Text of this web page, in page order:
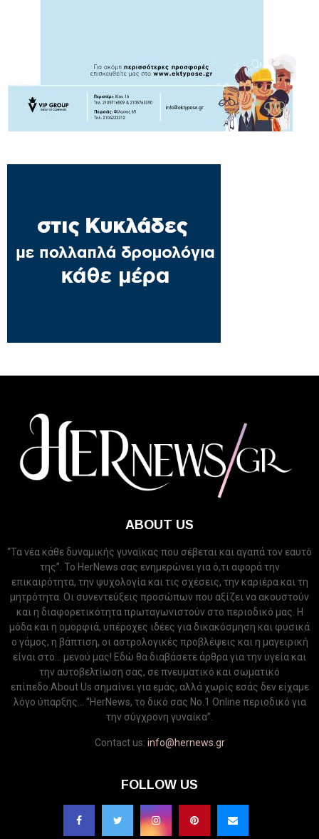
ABOUT US
“Τα νέα κάθε δυναμικής γυναίκας που σέβεται και αγαπά τον εαυτό
της”. Το HerNews σας ενημερώνει για ό,τι αφορά την
επικαιρότητα, την ψυχολογία και τις σχέσεις, την καριέρα και τη
μητρότητα. Οι συνεντεύξεις προσώπων που αξίζει να ακουστούν
και η διαφορετικότητα πρωταγωνιστούν στο περιοδικό μας. Η
μόδα και η ομορφιά, υπέροχες ιδέες για δικακόσμηση και φυσικά
ο γάμος, η βάπτιση, οι αστρολογικές προβλέψεις και η μαγειρική
είναι στο... μενού μας! Εδώ θα διαβάσετε άρθρα για την υγεία και
την αυτοβελτίωση σας, σε πνευματικό και σωματικό
επίπεδο.About Us σημαίνει για εμάς, αλλά χωρίς εσάς δεν είχαμε
λόγο ύπαρξης... “HerNews, το δικό σας Νo.1 Online περιοδικό για
την σύγχρονη γυναίκα”.
Contact us: info@hernews.gr
FOLLOW US